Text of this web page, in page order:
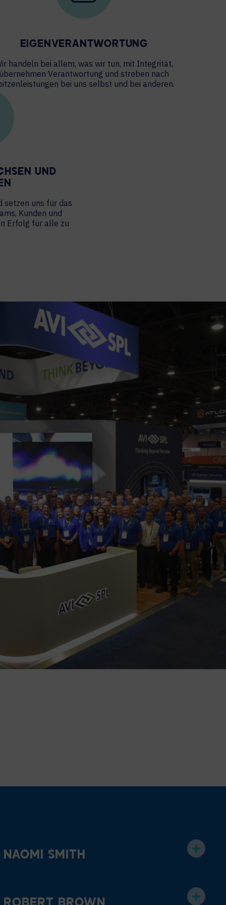
EIGENVERANTWORTUNG
handeln bei allem, was wir tun, mit Integrität,
übernehmen Verantwortung und streben nach
bei uns selbst und bei anderen.
UND
setzen uns für das
Kunden und
Erfolg für alle zu
NAOMI SMITH